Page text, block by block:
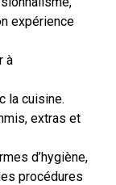
expérience
à
la cuisine.
extras et
d’hygiène,
procédures